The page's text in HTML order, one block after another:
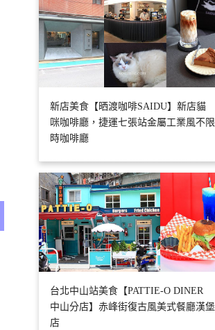
新店美食【晒渡咖啡SAIDU】新店貓
咪咖啡廳，捷運七張站金屬工業風不限
時咖啡廳
台北中山站美食【PATTIE-O DINER
中山分店】赤峰街復古風美式餐廳漢堡
店